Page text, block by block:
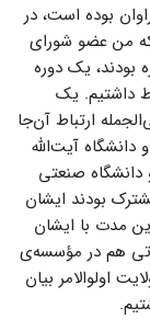
بوده است، در
من عضو شورای
بودند، یک دوره
داشتیم. یک
ارتباط آن‌جا
آیت‌الله
دانشگاه صنعتی
بودند ایشان
مدت با ایشان
هم در مؤسسه‌ی
اولوالامر بیان